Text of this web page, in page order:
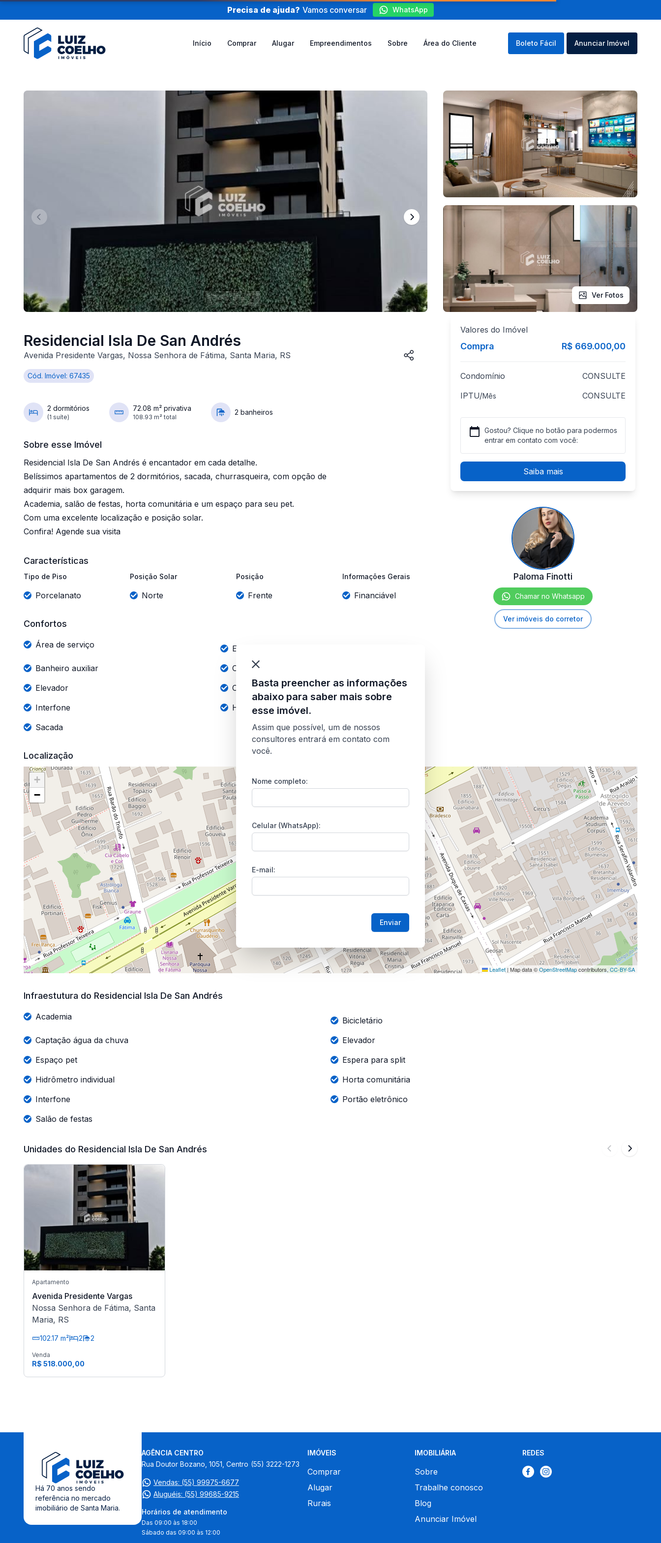
Precisa de ajuda? Vamos conversar WhatsApp
Início Comprar Alugar Empreendimentos Sobre Área do Cliente Boleto Fácil Anunciar Imóvel
Ver Fotos
Residencial Isla De San Andrés
Avenida Presidente Vargas, Nossa Senhora de Fátima, Santa Maria, RS
Cód. Imóvel: 67435
2 dormitórios
(1 suíte)
72.08 m² privativa
108.93 m² total
2 banheiros
Sobre esse Imóvel
Residencial Isla De San Andrés é encantador em cada detalhe.
Belíssimos apartamentos de 2 dormitórios, sacada, churrasqueira, com opção de
adquirir mais box garagem.
Academia, salão de festas, horta comunitária e um espaço para seu pet.
Com uma excelente localização e posição solar.
Confira! Agende sua visita
Características
Tipo de Piso
Porcelanato
Posição Solar
Norte
Posição
Frente
Informações Gerais
Financiável
Confortos
Área de serviço
Espera para split
Banheiro auxiliar
Cozinha
Elevador
Churrasqueira
Interfone
Hidrômetro individual
Sacada
Valores do Imóvel
Compra R$ 669.000,00
Condomínio
CONSULTE
IPTU/Mês CONSULTE
Gostou? Clique no botão para podermos
entrar em contato com você:
Saiba mais
Paloma Finotti
Chamar no Whatsapp
Ver imóveis do corretor
Localização
Infraestutura do Residencial Isla De San Andrés
Academia
Bicicletário
Captação água da chuva
Elevador
Espaço pet
Espera para split
Hidrômetro individual
Horta comunitária
Interfone
Portão eletrônico
Salão de festas
Unidades do Residencial Isla De San Andrés
Apartamento
Avenida Presidente Vargas
Nossa Senhora de Fátima, Santa
Maria, RS
102.17 m² 2 2
Venda
R$ 518.000,00
Há 70 anos sendo
referência no mercado
imobiliário de Santa Maria.
AGÊNCIA CENTRO
Rua Doutor Bozano, 1051, Centro (55) 3222-1273
Vendas: (55) 99975-6677
Aluguéis: (55) 99685-9215
Horários de atendimento
Das 09:00 às 18:00
Sábado das 09:00 às 12:00
IMÓVEIS
Comprar
Alugar
Rurais
IMOBILIÁRIA
Sobre
Trabalhe conosco
Blog
Anunciar Imóvel
REDES
Basta preencher as informações
abaixo para saber mais sobre
esse imóvel.
Assim que possível, um de nossos
consultores entrará em contato com
você.
Nome completo:
Celular (WhatsApp):
E-mail:
Enviar